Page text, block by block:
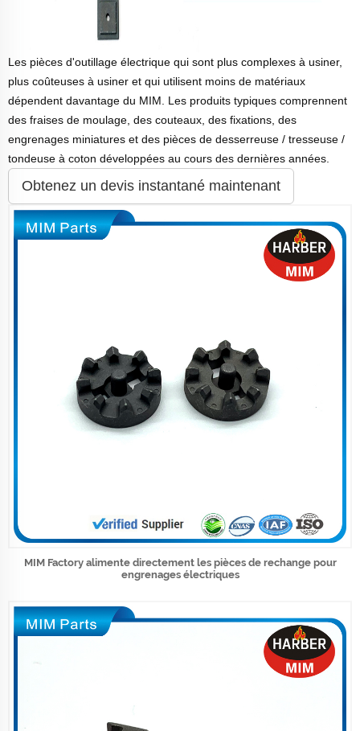
Les pièces d'outillage électrique qui sont plus complexes à usiner,
plus coûteuses à usiner et qui utilisent moins de matériaux
dépendent davantage du MIM. Les produits typiques comprennent
des fraises de moulage, des couteaux, des fixations, des
engrenages miniatures et des pièces de desserreuse / tresseuse /
tondeuse à coton développées au cours des dernières années.
Obtenez un devis instantané maintenant
MIM Factory alimente directement les pièces de rechange pour
engrenages électriques